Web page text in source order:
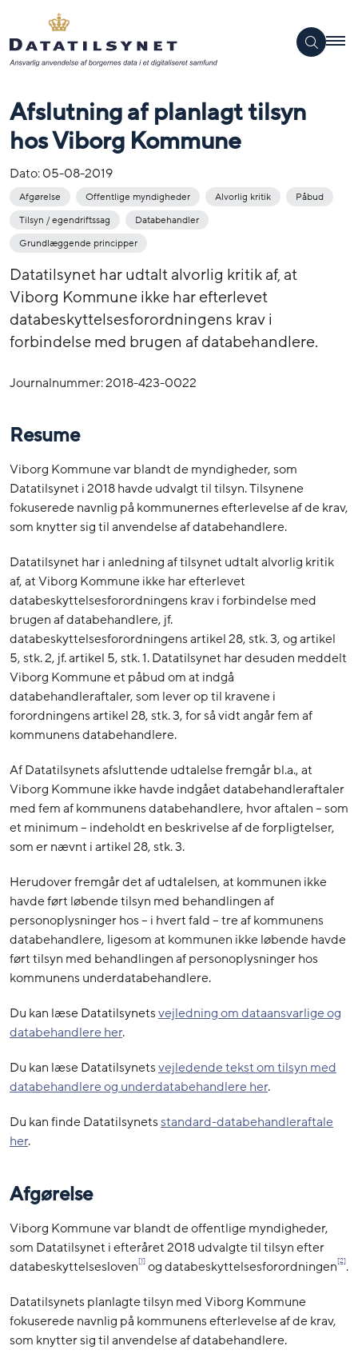
Afslutning af planlagt tilsyn
hos Viborg Kommune
Dato:05-08-2019
Afgørelse Offentlige myndigheder Alvorlig kritik
Påbud
Tilsyn / egendriftssag
Databehandler
Grundlæggende principper
Datatilsynet har udtalt alvorlig kritik af, at
Viborg Kommune ikke har efterlevet
databeskyttelsesforordningens krav i
forbindelse med brugen af databehandlere.
Journalnummer: 2018-423-0022
Resume
Viborg Kommune var blandt de myndigheder, som
Datatilsynet i 2018 havde udvalgt til tilsyn. Tilsynene
fokuserede navnlig på kommunernes efterlevelse af de krav,
som knytter sig til anvendelse af databehandlere.
Datatilsynet har i anledning af tilsynet udtalt alvorlig kritik
af, at Viborg Kommune ikke har efterlevet
databeskyttelsesforordningens krav i forbindelse med
brugen af databehandlere, jf.
databeskyttelsesforordningens artikel 28, stk. 3, og artikel
5, stk. 2, jf. artikel 5, stk. 1. Datatilsynet har desuden meddelt
Viborg Kommune et påbud om at indgå
databehandleraftaler, som lever op til kravene i
forordningens artikel 28, stk. 3, for så vidt angår fem af
kommunens databehandlere.
Af Datatilsynets afsluttende udtalelse fremgår bl.a., at
Viborg Kommune ikke havde indgået databehandleraftaler
med fem af kommunens databehandlere, hvor aftalen – som
et minimum – indeholdt en beskrivelse af de forpligtelser,
som er nævnt i artikel 28, stk. 3.
Herudover fremgår det af udtalelsen, at kommunen ikke
havde ført løbende tilsyn med behandlingen af
personoplysninger hos – i hvert fald – tre af kommunens
databehandlere, ligesom at kommunen ikke løbende havde
ført tilsyn med behandlingen af personoplysninger hos
kommunens underdatabehandlere.
Du kan læse Datatilsynetsvejledning om dataansvarlige og
databehandlere her.
Du kan læse Datatilsynetsvejledende tekst om tilsyn med
databehandlere og underdatabehandlere her.
Du kan finde Datatilsynetsstandard-databehandleraftale
her.
Afgørelse
Viborg Kommune var blandt de offentlige myndigheder,
som Datatilsynet i efteråret 2018 udvalgte til tilsyn efter
databeskyttelsesloven[1] og databeskyttelsesforordningen[2].
Datatilsynets planlagte tilsyn med Viborg Kommune
fokuserede navnlig på kommunens efterlevelse af de krav,
som knytter sig til anvendelse af databehandlere.